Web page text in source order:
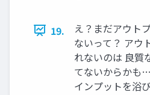
19.
え？まだアウト
ないって？ アウ
れないのは 良質
てないからかも
インプットを浴